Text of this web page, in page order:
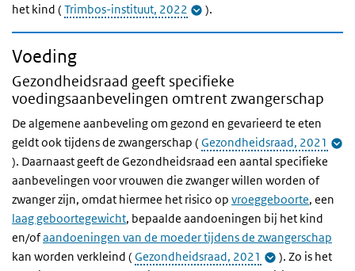
het kind ( Trimbos-instituut, 2022 ).
Voeding
Gezondheidsraad geeft specifieke
voedingsaanbevelingen omtrent zwangerschap
De algemene aanbeveling om gezond en gevarieerd te eten
geldt ook tijdens de zwangerschap ( Gezondheidsraad, 2021
). Daarnaast geeft de Gezondheidsraad een aantal specifieke
aanbevelingen voor vrouwen die zwanger willen worden of
zwanger zijn, omdat hiermee het risico op vroeggeboorte, een
laag geboortegewicht, bepaalde aandoeningen bij het kind
en/ofaandoeningen van de moeder tijdens de zwangerschap
kan worden verkleind ( Gezondheidsraad, 2021
). Zo is het